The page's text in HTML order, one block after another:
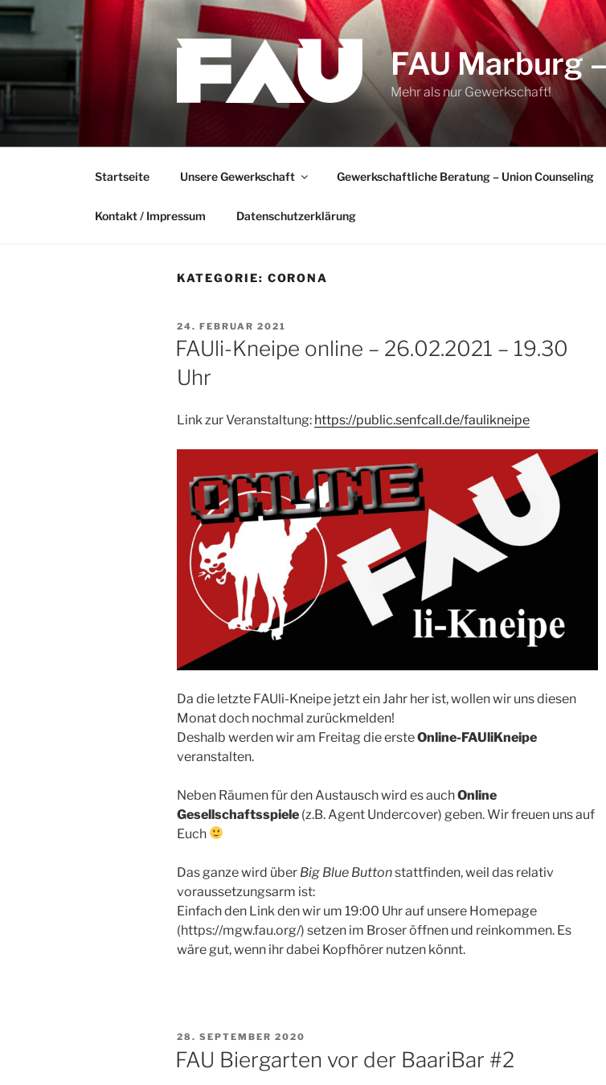
Zum
Inhalt
springen
FAU Marburg
Mehr als nur Gewerkschaft!
Startseite Unsere Gewerkschaft Gewerkschaftliche Beratung – Union Counseling
Kontakt / Impressum Datenschutzerklärung
KATEGORIE: CORONA
VERÖFFENTLICHT
AM
24. FEBRUAR 2021
FAUli-Kneipe online – 26.02.2021 – 19.30
Uhr
Link zur Veranstaltung: https://public.senfcall.de/faulikneipe
Da die letzte FAUli-Kneipe jetzt ein Jahr her ist, wollen wir uns diesen
Monat doch nochmal zurückmelden!
Deshalb werden wir am Freitag die ersteOnline-FAUliKneipe
veranstalten.
Neben Räumen für den Austausch wird es auchOnline
Gesellschaftsspiele (z.B. Agent Undercover) geben. Wir freuen uns auf
Euch
Das ganze wird über Big Blue Buttonstattfinden, weil das relativ
voraussetzungsarm ist:
Einfach den Link den wir um 19:00 Uhr auf unsere Homepage
(https://mgw.fau.org/) setzen im Broser öffnen und reinkommen. Es
wäre gut, wenn ihr dabei Kopfhörer nutzen könnt.
VERÖFFENTLICHT
AM
28. SEPTEMBER 2020
FAU Biergarten vor der BaariBar #2